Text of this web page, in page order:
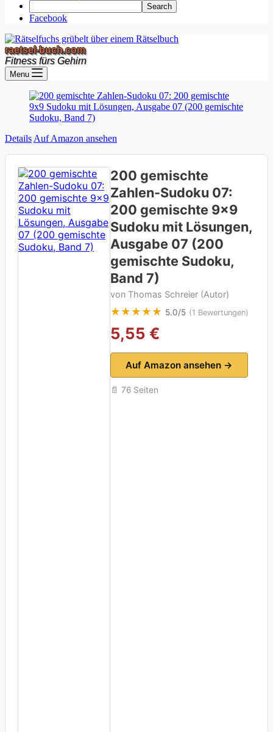
Facebook
raetsel-buch.com
Fitness fürs Gehirn
Menu
Details Auf Amazon ansehen
200 gemischte
Zahlen-Sudoku 07:
200 gemischte 9×9
Sudoku mit Lösungen,
Ausgabe 07 (200
gemischte Sudoku,
Band 7)
von Thomas Schreier (Autor)
★★★★★ 5.0/5 (1 Bewertungen)
5,55 €
Auf Amazon ansehen →
📄 76 Seiten